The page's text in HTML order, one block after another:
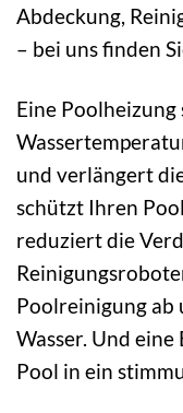
Abdeckung,
– bei uns finden
Eine
und verlängert
schützt Ihren
reduziert die
Poolreinigung
Wasser. Und
Pool in ein